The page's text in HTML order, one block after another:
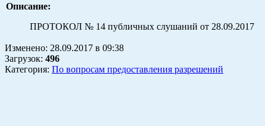
Описание:
ПРОТОКОЛ № 14 публичных слушаний от 28.09.2017
Изменено: 28.09.2017 в 09:38
Загрузок: 496
Категория: По вопросам предоставления разрешений